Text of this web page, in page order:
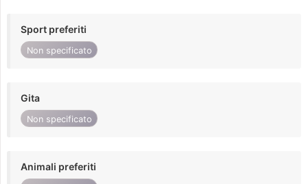
Sport preferiti
Non specificato
Gita
Non specificato
Animali preferiti